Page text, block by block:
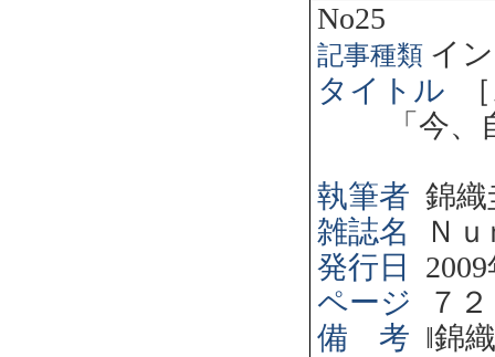
No25
記事種類 イ
タイトル
「今
執筆者 錦織
雑誌名
Ｎ
発行日
2009
ページ
７
備 考 ‖錦